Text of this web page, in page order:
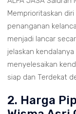
Memprioritaskan
penanganan
menjadi lancar
jelaskan
menyelesaikan
siap dan Terdekat
2. Harga